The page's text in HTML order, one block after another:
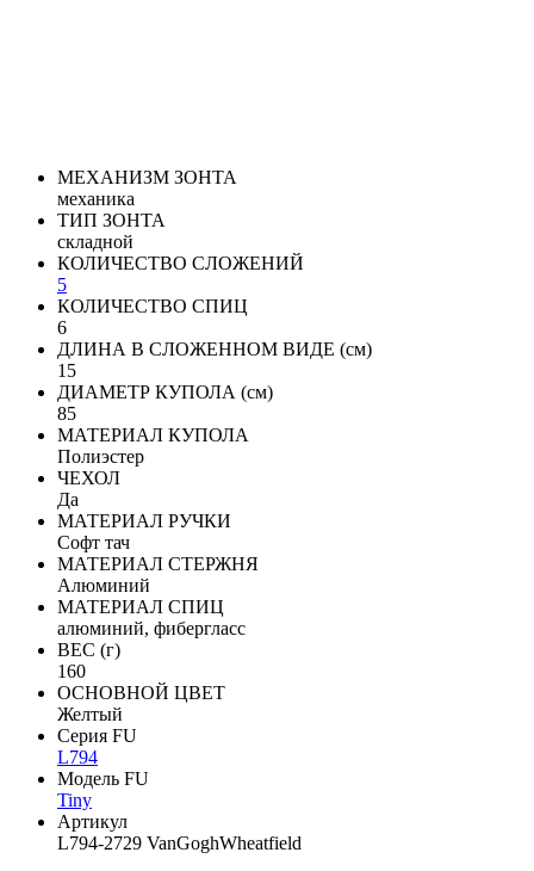
МЕХАНИЗМ ЗОНТА
механика
ТИП ЗОНТА
складной
КОЛИЧЕСТВО СЛОЖЕНИЙ
5
КОЛИЧЕСТВО СПИЦ
6
ДЛИНА В СЛОЖЕННОМ ВИДЕ (см)
15
ДИАМЕТР КУПОЛА (см)
85
МАТЕРИАЛ КУПОЛА
Полиэстер
ЧЕХОЛ
Да
МАТЕРИАЛ РУЧКИ
Софт тач
МАТЕРИАЛ СТЕРЖНЯ
Алюминий
МАТЕРИАЛ СПИЦ
алюминий, фибергласс
ВЕС (г)
160
ОСНОВНОЙ ЦВЕТ
Желтый
Серия FU
L794
Модель FU
Tiny
Артикул
L794-2729 VanGoghWheatfield